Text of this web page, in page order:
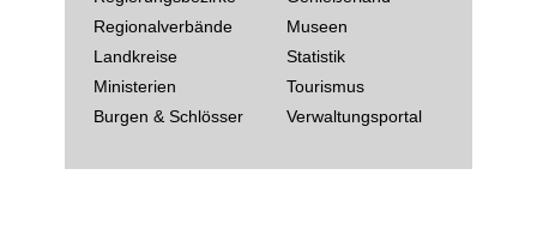
Regionalverbände
Landkreise
Ministerien
Burgen & Schlösser
Museen
Statistik
Tourismus
Verwaltungsportal